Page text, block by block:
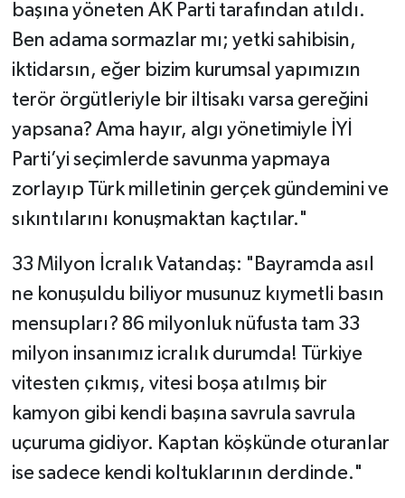
başına yöneten AK Parti tarafından atıldı.
Ben adama sormazlar mı; yetki sahibisin,
iktidarsın, eğer bizim kurumsal yapımızın
terör örgütleriyle bir iltisakı varsa gereğini
yapsana? Ama hayır, algı yönetimiyle İYİ
Parti’yi seçimlerde savunma yapmaya
zorlayıp Türk milletinin gerçek gündemini ve
sıkıntılarını konuşmaktan kaçtılar."
​33 Milyon İcralık Vatandaş: "Bayramda asıl
ne konuşuldu biliyor musunuz kıymetli basın
mensupları? 86 milyonluk nüfusta tam 33
milyon insanımız icralık durumda! Türkiye
vitesten çıkmış, vitesi boşa atılmış bir
kamyon gibi kendi başına savrula savrula
uçuruma gidiyor. Kaptan köşkünde oturanlar
ise sadece kendi koltuklarının derdinde."